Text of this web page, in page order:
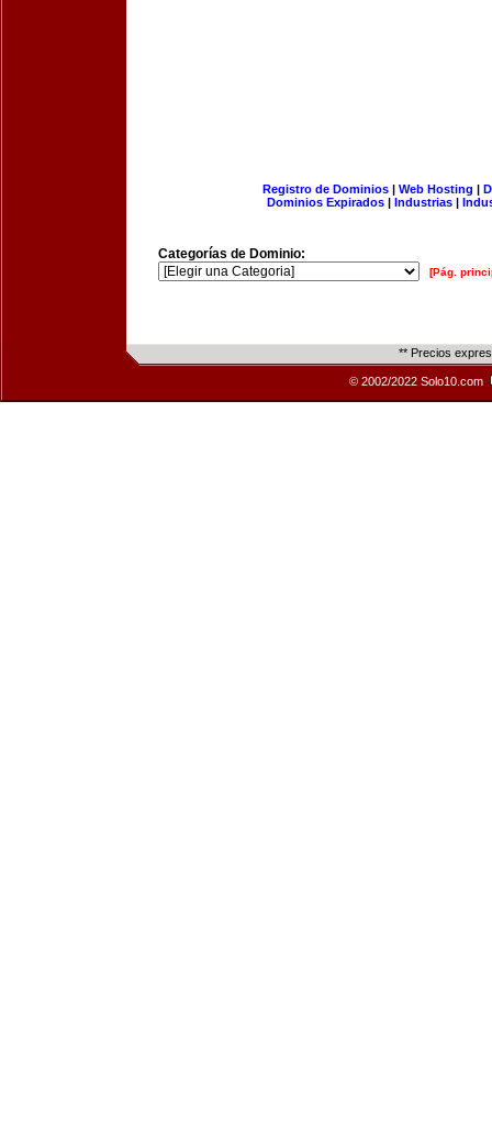
Registro de Dominios| Web Hosting |
Dominios Expirados | Industrias |
Categorías de Dominio:
[Pág.
** Precios
© 2002/2022 Solo10.com